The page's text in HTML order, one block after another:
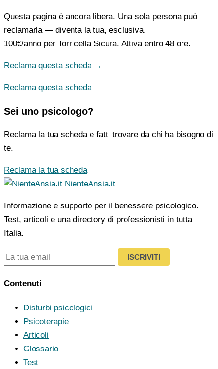
Questa pagina è ancora libera. Una sola persona può
reclamarla — diventa la tua, esclusiva.
100€/anno per Torricella Sicura. Attiva entro 48 ore.
Reclama questa scheda →
Reclama questa scheda
Sei uno psicologo?
Reclama la tua scheda e fatti trovare da chi ha bisogno di
te.
Reclama la tua scheda
NienteAnsia.it
Informazione e supporto per il benessere psicologico.
Test, articoli e una directory di professionisti in tutta
Italia.
ISCRIVITI
Contenuti
Disturbi psicologici
Psicoterapie
Articoli
Glossario
Test